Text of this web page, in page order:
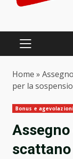
PRIMARY
Home »
per la
Bonus e agevolazioni